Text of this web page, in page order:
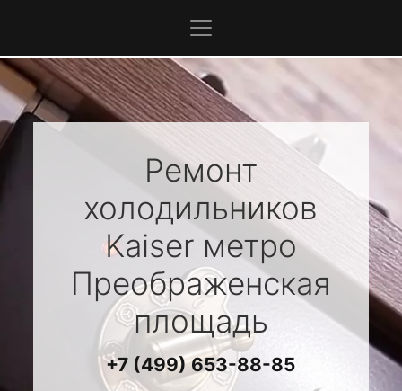
Ремонт
холодильников
Kaiserметро
Преображенская
площадь
+7 (499) 653-88-85